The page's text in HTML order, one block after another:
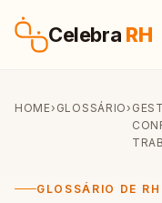
Celebra RH
HOME› GLOSSÁRIO›
GLOSSÁRIO DE RH